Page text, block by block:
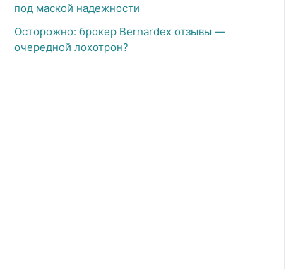
под маской надежности
Осторожно: брокер Bernardex отзывы —
очередной лохотрон?